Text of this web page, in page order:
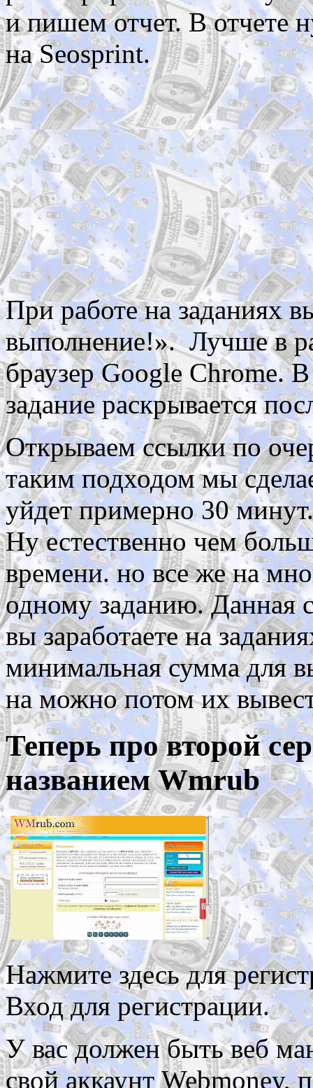
и пишем отчет. В отчете
на Seosprint.
При работе на заданиях
выполнение!». Лучше в
браузер Google Chrome.
задание раскрывается
Открываем ссылки по
таким подходом мы
уйдет примерно 30 минут.
Ну естественно чем
времени. но все же на
одному заданию. Данная
вы заработаете на
минимальная сумма для
на можно потом их
Теперь про второй
названием Wmrub
Нажмите здесь для
Вход для регистрации.
У вас должен быть веб
свой аккаунт Webmoney,